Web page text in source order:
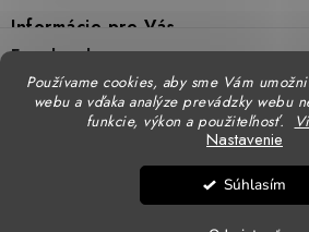
Používame cookies, aby sme Vám
webu a vďaka analýze prevádzky webu
funkcie, výkon a použiteľnosť.
Nastavenie
Súhlasím
i
Prečo DUAL BP
Predajne
Doprava
Informácie pre Vás
Formulár na výmenu tovaru
Facebook
Katalógy
STENSO - kompletné OOPP
CXS - kompletné OOPP